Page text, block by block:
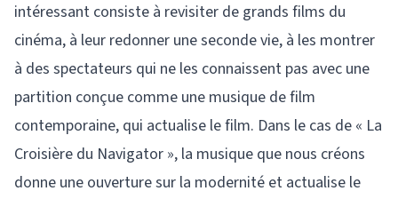
intéressant consiste à revisiter de grands films du
cinéma, à leur redonner une seconde vie, à les montrer
à des spectateurs qui ne les connaissent pas avec une
partition conçue comme une musique de film
contemporaine, qui actualise le film. Dans le cas de « La
Croisière du Navigator », la musique que nous créons
donne une ouverture sur la modernité et actualise le